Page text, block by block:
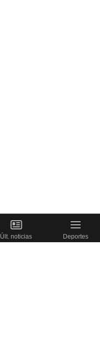
Últ. noticias Deportes